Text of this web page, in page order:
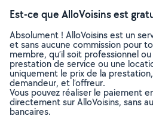
Est-ce que AlloVoisins est
Absolument ! AlloVoisins est un
et sans aucune commission pour
membre, qu’il soit professionnel
prestation de service ou une
uniquement le prix de la
demandeur, et l’offreur.
Vous pouvez réaliser le paiement
directement sur AlloVoisins, sans
bancaires.